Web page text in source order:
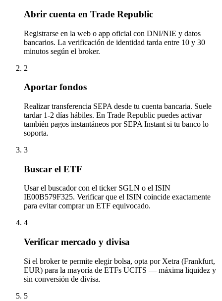
Abrir cuenta en Trade Republic
Registrarse en la web o app oficial con DNI/NIE y datos
bancarios. La verificación de identidad tarda entre 10 y 30
minutos según el broker.
2
Aportar fondos
Realizar transferencia SEPA desde tu cuenta bancaria. Suele
tardar 1-2 días hábiles. En Trade Republic puedes activar
también pagos instantáneos por SEPA Instant si tu banco lo
soporta.
3
Buscar el ETF
Usar el buscador con el ticker SGLN o el ISIN
IE00B579F325. Verificar que el ISIN coincide exactamente
para evitar comprar un ETF equivocado.
4
Verificar mercado y divisa
Si el broker te permite elegir bolsa, opta por Xetra (Frankfurt,
EUR) para la mayoría de ETFs UCITS — máxima liquidez y
sin conversión de divisa.
5